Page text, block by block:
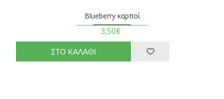
Blueberry καρποί
3,50€